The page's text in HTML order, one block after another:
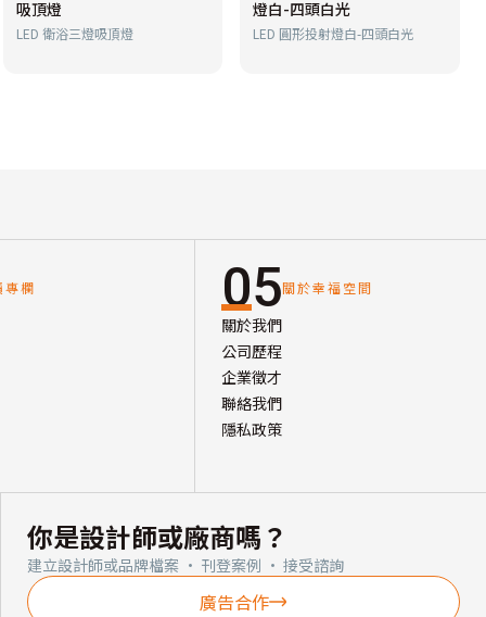
吸頂燈
LED 衛浴三燈吸頂燈
燈白-四頭白光
LED 圓形投射燈白-四頭白光
專欄 05關於幸福空間
關於我們
公司歷程
企業徵才
聯絡我們
隱私政策
你是設計師或廠商嗎？
建立設計師或品牌檔案 · 刊登案例 · 接受諮詢
廣告合作